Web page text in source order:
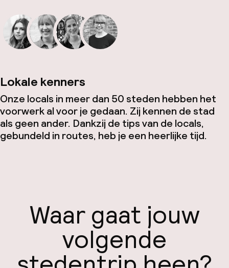
Lokale kenners
Onze locals in meer dan 50 steden hebben het
voorwerk al voor je gedaan. Zij kennen de stad
als geen ander. Dankzij de tips van de locals,
gebundeld in routes, heb je een heerlijke tijd.
Waar gaat jouw
volgende